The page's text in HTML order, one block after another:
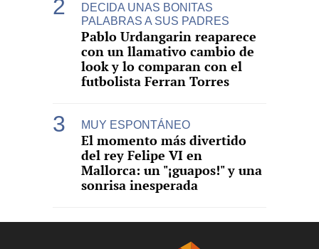
DECIDA UNAS BONITAS
PALABRAS A SUS PADRES
Pablo Urdangarin reaparece
con un llamativo cambio de
look y lo comparan con el
futbolista Ferran Torres
MUY ESPONTÁNEO
El momento más divertido
del rey Felipe VI en
Mallorca: un "¡guapos!" y una
sonrisa inesperada